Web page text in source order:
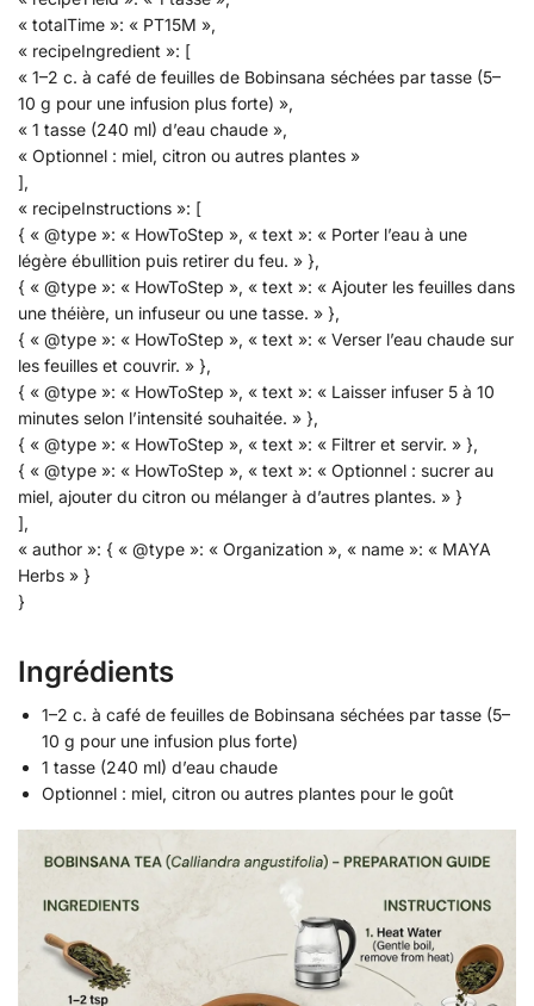
« totalTime »: « PT15M »,
« recipeIngredient »: [
« 1–2 c. à café de feuilles de Bobinsana séchées par tasse (5–
10 g pour une infusion plus forte) »,
« 1 tasse (240 ml) d’eau chaude »,
« Optionnel : miel, citron ou autres plantes »
],
« recipeInstructions »: [
{ « @type »: « HowToStep », « text »: « Porter l’eau à une
légère ébullition puis retirer du feu. » },
{ « @type »: « HowToStep », « text »: « Ajouter les feuilles dans
une théière, un infuseur ou une tasse. » },
{ « @type »: « HowToStep », « text »: « Verser l’eau chaude sur
les feuilles et couvrir. » },
{ « @type »: « HowToStep », « text »: « Laisser infuser 5 à 10
minutes selon l’intensité souhaitée. » },
{ « @type »: « HowToStep », « text »: « Filtrer et servir. » },
{ « @type »: « HowToStep », « text »: « Optionnel : sucrer au
miel, ajouter du citron ou mélanger à d’autres plantes. » }
],
« author »: { « @type »: « Organization », « name »: « MAYA
Herbs » }
}
Ingrédients
1–2 c. à café de feuilles de Bobinsana séchées par tasse (5–
10 g pour une infusion plus forte)
1 tasse (240 ml) d’eau chaude
Optionnel : miel, citron ou autres plantes pour le goût